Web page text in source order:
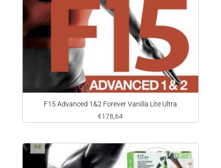
F15 Advanced 1&2 Forever Vanilla Lite Ultra
€178,64